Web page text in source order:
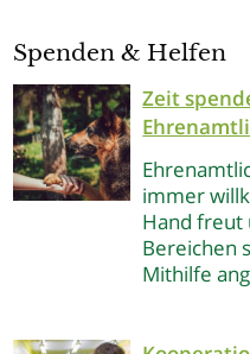
Spenden & Helfen
Zeit
immer
Hand freut
Bereichen
Mithilfe